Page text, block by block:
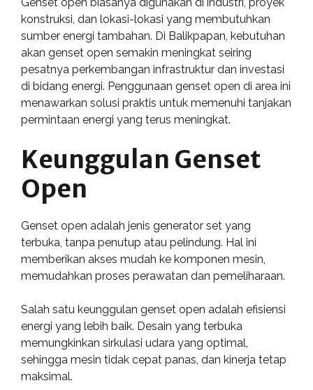
konstruksi, dan lokasi-lokasi yang membutuhkan
sumber energi tambahan. Di Balikpapan, kebutuhan
akan genset open semakin meningkat seiring
pesatnya perkembangan infrastruktur dan investasi
di bidang energi. Penggunaan genset open di area ini
menawarkan solusi praktis untuk memenuhi tanjakan
permintaan energi yang terus meningkat.
Keunggulan Genset
Open
Genset open adalah jenis generator set yang
terbuka, tanpa penutup atau pelindung. Hal ini
memberikan akses mudah ke komponen mesin,
memudahkan proses perawatan dan pemeliharaan.
Salah satu keunggulan genset open adalah efisiensi
energi yang lebih baik. Desain yang terbuka
memungkinkan sirkulasi udara yang optimal,
sehingga mesin tidak cepat panas, dan kinerja tetap
maksimal.